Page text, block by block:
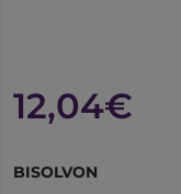
12,04€
BISOLVON